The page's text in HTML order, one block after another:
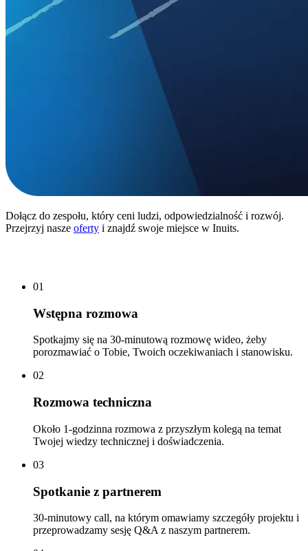
Dołącz do zespołu, który ceni ludzi, odpowiedzialność i rozwój.
Przejrzyj nasze oferty i znajdź swoje miejsce w Inuits.
01
Wstępna rozmowa
Spotkajmy się na 30-minutową rozmowę wideo, żeby
porozmawiać o Tobie, Twoich oczekiwaniach i stanowisku.
02
Rozmowa techniczna
Około 1-godzinna rozmowa z przyszłym kolegą na temat
Twojej wiedzy technicznej i doświadczenia.
03
Spotkanie z partnerem
30-minutowy call, na którym omawiamy szczegóły projektu i
przeprowadzamy sesję Q&A z naszym partnerem.